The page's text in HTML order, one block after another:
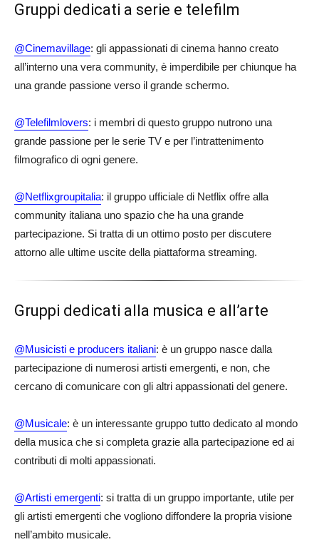
Gruppi dedicati a serie e telefilm
@Cinemavillage: gli appassionati di cinema hanno creato
all’interno una vera community, è imperdibile per chiunque ha
una grande passione verso il grande schermo.
@Telefilmlovers: i membri di questo gruppo nutrono una
grande passione per le serie TV e per l’intrattenimento
filmografico di ogni genere.
@Netflixgroupitalia: il gruppo ufficiale di Netflix offre alla
community italiana uno spazio che ha una grande
partecipazione. Si tratta di un ottimo posto per discutere
attorno alle ultime uscite della piattaforma streaming.
Gruppi dedicati alla musica e all’arte
@Musicisti e producers italiani: è un gruppo nasce dalla
partecipazione di numerosi artisti emergenti, e non, che
cercano di comunicare con gli altri appassionati del genere.
@Musicale: è un interessante gruppo tutto dedicato al mondo
della musica che si completa grazie alla partecipazione ed ai
contributi di molti appassionati.
@Artisti emergenti: si tratta di un gruppo importante, utile per
gli artisti emergenti che vogliono diffondere la propria visione
nell’ambito musicale.